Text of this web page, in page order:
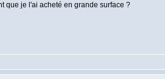
que je l'ai acheté en grande surface ?